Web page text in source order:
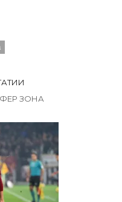
ЗОНА